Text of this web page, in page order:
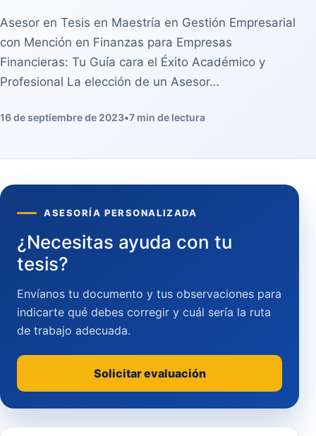
Asesor en Tesis en Maestría en Gestión Empresarial
con Mención en Finanzas para Empresas
Financieras: Tu Guía cara el Éxito Académico y
Profesional La elección de un Asesor…
16 de septiembre de 2023•7 min de lectura
ASESORÍA PERSONALIZADA
¿Necesitas ayuda con tu
tesis?
Envíanos tu documento y tus observaciones para
indicarte qué debes corregir y cuál sería la ruta
de trabajo adecuada.
Solicitar evaluación